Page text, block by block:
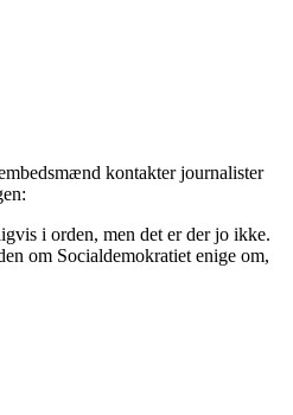
kontakter journalister
i orden, men det er der jo ikke.
om Socialdemokratiet enige om,